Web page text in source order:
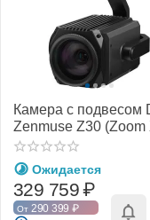
Камера c подвесом
Zenmuse Z30 (Zoom
Ожидается
329 759₽
От 290 399 ₽